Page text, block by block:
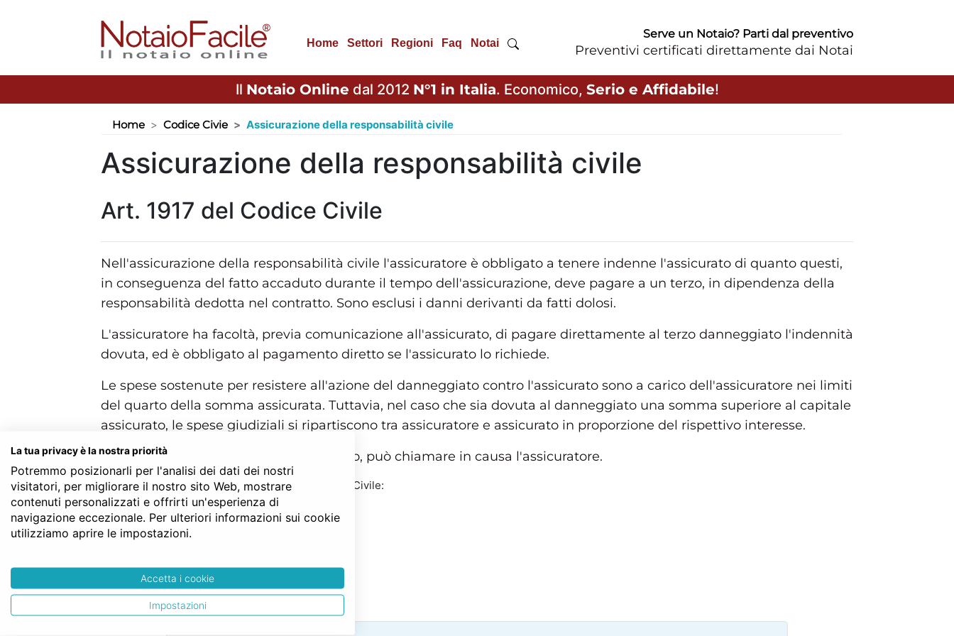
Home Settori Regioni Faq Notai
Serve un Notaio? Parti dal preventivo
Preventivi certificati direttamente dai Notai
Il Notaio Online dal 2012 N°1 in Italia. Economico, Serio e Affidabile!
Home Codice Civie Assicurazione della responsabilità civile
Assicurazione della responsabilità civile
Art. 1917 del Codice Civile
Nell'assicurazione della responsabilità civile l'assicuratore è obbligato a tenere indenne l'assicurato di quanto questi,
in conseguenza del fatto accaduto durante il tempo dell'assicurazione, deve pagare a un terzo, in dipendenza della
responsabilità dedotta nel contratto. Sono esclusi i danni derivanti da fatti dolosi.
L'assicuratore ha facoltà, previa comunicazione all'assicurato, di pagare direttamente al terzo danneggiato l'indennità
dovuta, ed è obbligato al pagamento diretto se l'assicurato lo richiede.
Le spese sostenute per resistere all'azione del danneggiato contro l'assicurato sono a carico dell'assicuratore nei limiti
del quarto della somma assicurata. Tuttavia, nel caso che sia dovuta al danneggiato una somma superiore al capitale
assicurato, le spese giudiziali si ripartiscono tra assicuratore e assicurato in proporzione del rispettivo interesse.
L'assicurato, convenuto dal danneggiato, può chiamare in causa l'assicuratore.
Struttura gerarchica per l'articolo 1917 del Codice Civile:
Codice Civile
LIBRO QUARTO - Delle obbligazioni
TITOLO III - Dei singoli contratti
Art. 1917
La tua privacy è la nostra priorità
Potremmo posizionarli per l'analisi dei dati dei nostri
visitatori, per migliorare il nostro sito Web, mostrare
contenuti personalizzati e offrirti un'esperienza di
navigazione eccezionale. Per ulteriori informazioni sui cookie
utilizziamo aprire le impostazioni.
Accetta i cookie
Impostazioni